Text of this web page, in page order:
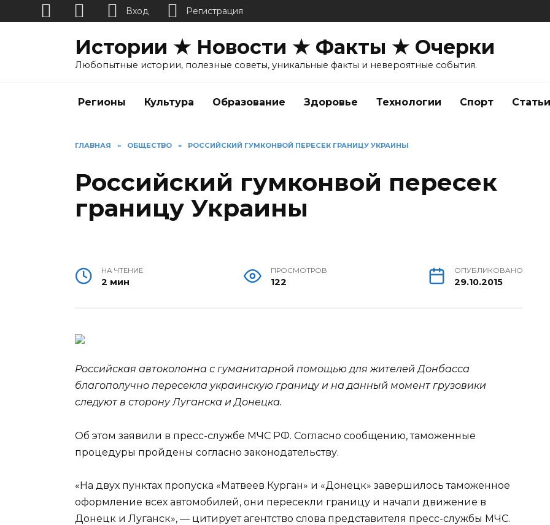
Истории ★ Новости ★ Факты ★ Очерки
Любопытные истории, полезные советы, уникальные факты и невероятные события.
Регионы Культура Образование Здоровье Технологии Спорт Статьи
ГЛАВНАЯ » ОБЩЕСТВО » РОССИЙСКИЙ ГУМКОНВОЙ ПЕРЕСЕК ГРАНИЦУ УКРАИНЫ
Российский гумконвой пересек
границу Украины
НА ЧТЕНИЕ
2 мин
ПРОСМОТРОВ
122
ОПУБЛИКОВАНО
29.10.2015
Российская автоколонна с гуманитарной помощью для жителей Донбасса
благополучно пересекла украинскую границу и на данный момент грузовики
следуют в сторону Луганска и Донецка.
Об этом заявили в пресс-службе МЧС РФ. Согласно сообщению, таможенные
процедуры пройдены согласно законодательству.
«На двух пунктах пропуска «Матвеев Курган» и «Донецк» завершилось таможенное
оформление всех автомобилей, они пересекли границу и начали движение в
Донецк и Луганск», — цитирует агентство слова представителя пресс-службы МЧС.
Вход Регистрация